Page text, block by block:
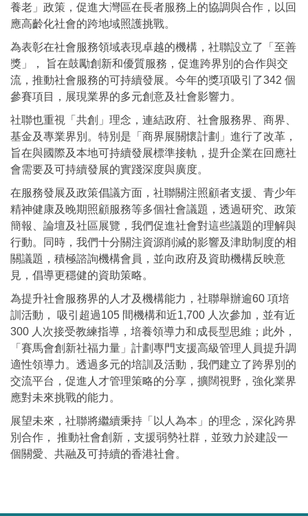
養老」政策，促進大灣區在長者服務上的協調與合作，以回
應高齡化社會的跨地域照護挑戰。
為表彰在社會服務領域表現卓越的機構，社聯設立了「至善
獎」， 旨在鼓勵創新和優質服務，促進跨界別的合作與交
流，推動社會服務的可持續發展。今年的獎項吸引了342 個
參賽項目，展現業界的多元創意及社會影響力。
社聯也重視「共創」理念，連結政府、社會服務界、商界、
基金及專業界別。特別是「商界展關懷計劃」進行了改革，
旨在與國際及本地可持續發展標準接軌，提升企業在回應社
會需要及可持續發展的實踐深度與廣度。
在服務發展及政策倡議方面，社聯關注照顧者支援、青少年
精神健康及晚期照顧服務等多個社會議題，透過研究、政策
簡報、論壇及社區展覽，我們促進社會對這些議題的理解與
行動。同時，我們十分關注資源削減的影響及津助制度的相
關議題，積極諮詢機構會員，並向政府及資助機構反映意
見，倡導更穩健的資助策略。
為提升社會服務界的人才及機構能力，社聯舉辦逾60 項培
訓活動， 吸引超過105 間機構和近1,700 人次參加，並有近
300 人次接受教練指導，培養領導力和成長型思維；此外，
「賽馬會創新社福力量」計劃專門支援高級管理人員提升調
適性領導力。透過多元的培訓及活動，我們建立了跨界別的
交流平台，促進人才管理策略的分享，擴闊視野，強化業界
應對未來挑戰的能力。
展望未來，社聯將繼續秉持「以人為本」的理念，深化跨界
別合作， 推動社會創新，支援弱勢社群，並致力於建設一
個關愛、共融及可持續的香港社會。